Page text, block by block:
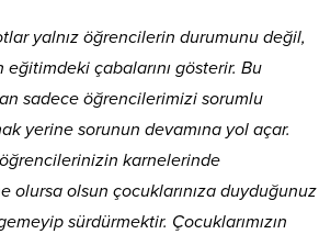
yalnız öğrencilerin durumunu değil,
çabalarını gösterir. Bu
sadece öğrencilerimizi sorumlu
yerine sorunun devamına yol açar.
karnelerinde
olursa olsun çocuklarınıza duyduğunuz
sürdürmektir. Çocuklarımızın